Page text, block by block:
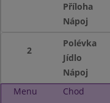
Příloha
Nápoj
2
Polévka
Jídlo
Nápoj
Menu
Chod